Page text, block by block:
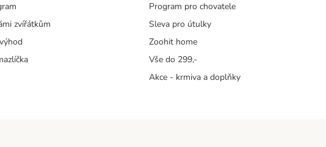
zvířátkům
Program pro chovatele
Sleva pro útulky
Zoohit home
Vše do 299,-
Akce - krmiva a doplňky